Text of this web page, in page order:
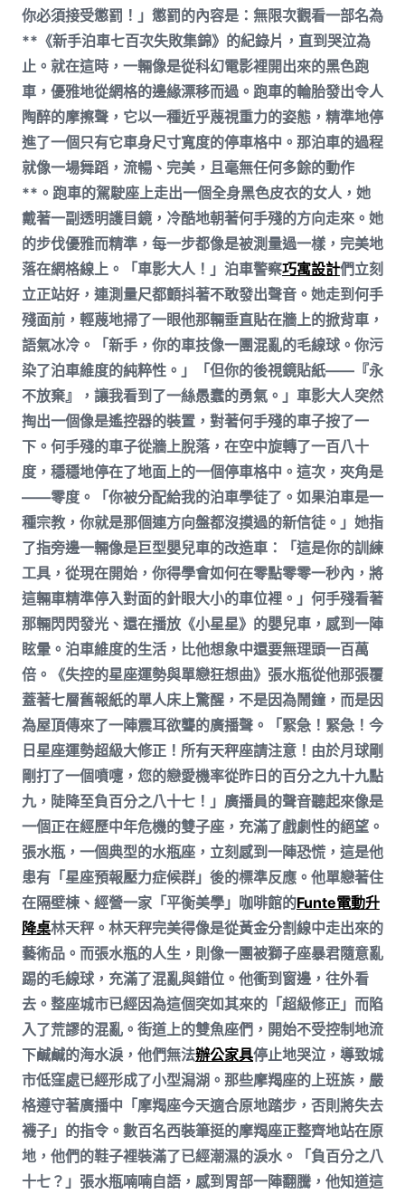
你必須接受懲罰！」懲罰的內容是：無限次觀看一部名為
**《新手泊車七百次失敗集錦》的紀錄片，直到哭泣為
止。就在這時，一輛像是從科幻電影裡開出來的黑色跑
車，優雅地從網格的邊緣漂移而過。跑車的輪胎發出令人
陶醉的摩擦聲，它以一種近乎蔑視重力的姿態，精準地停
進了一個只有它車身尺寸寬度的停車格中。那泊車的過程
就像一場舞蹈，流暢、完美，且毫無任何多餘的動作
**。跑車的駕駛座上走出一個全身黑色皮衣的女人，她
戴著一副透明護目鏡，冷酷地朝著何手殘的方向走來。她
的步伐優雅而精準，每一步都像是被測量過一樣，完美地
落在網格線上。「車影大人！」泊車警察巧寓設計們立刻
立正站好，連測量尺都顫抖著不敢發出聲音。她走到何手
殘面前，輕蔑地掃了一眼他那輛垂直貼在牆上的掀背車，
語氣冰冷。「新手，你的車技像一團混亂的毛線球。你污
染了泊車維度的純粹性。」「但你的後視鏡貼紙——『永
不放棄』，讓我看到了一絲愚蠢的勇氣。」車影大人突然
掏出一個像是遙控器的裝置，對著何手殘的車子按了一
下。何手殘的車子從牆上脫落，在空中旋轉了一百八十
度，穩穩地停在了地面上的一個停車格中。這次，夾角是
——零度。「你被分配給我的泊車學徒了。如果泊車是一
種宗教，你就是那個連方向盤都沒摸過的新信徒。」她指
了指旁邊一輛像是巨型嬰兒車的改造車：「這是你的訓練
工具，從現在開始，你得學會如何在零點零零一秒內，將
這輛車精準停入對面的針眼大小的車位裡。」何手殘看著
那輛閃閃發光、還在播放《小星星》的嬰兒車，感到一陣
眩暈。泊車維度的生活，比他想象中還要無理頭一百萬
倍。《失控的星座運勢與單戀狂想曲》張水瓶從他那張覆
蓋著七層舊報紙的單人床上驚醒，不是因為鬧鐘，而是因
為屋頂傳來了一陣震耳欲聾的廣播聲。「緊急！緊急！今
日星座運勢超級大修正！所有天秤座請注意！由於月球剛
剛打了一個噴嚏，您的戀愛機率從昨日的百分之九十九點
九，陡降至負百分之八十七！」廣播員的聲音聽起來像是
一個正在經歷中年危機的雙子座，充滿了戲劇性的絕望。
張水瓶，一個典型的水瓶座，立刻感到一陣恐慌，這是他
患有「星座預報壓力症候群」後的標準反應。他單戀著住
在隔壁棟、經營一家「平衡美學」咖啡館的Funte電動升
降桌林天秤。林天秤完美得像是從黃金分割線中走出來的
藝術品。而張水瓶的人生，則像一團被獅子座暴君隨意亂
踢的毛線球，充滿了混亂與錯位。他衝到窗邊，往外看
去。整座城市已經因為這個突如其來的「超級修正」而陷
入了荒謬的混亂。街道上的雙魚座們，開始不受控制地流
下鹹鹹的海水淚，他們無法辦公家具停止地哭泣，導致城
市低窪處已經形成了小型潟湖。那些摩羯座的上班族，嚴
格遵守著廣播中「摩羯座今天適合原地踏步，否則將失去
襪子」的指令。數百名西裝筆挺的摩羯座正整齊地站在原
地，他們的鞋子裡裝滿了已經潮濕的淚水。「負百分之八
十七？」張水瓶喃喃自語，感到胃部一陣翻騰，他知道這